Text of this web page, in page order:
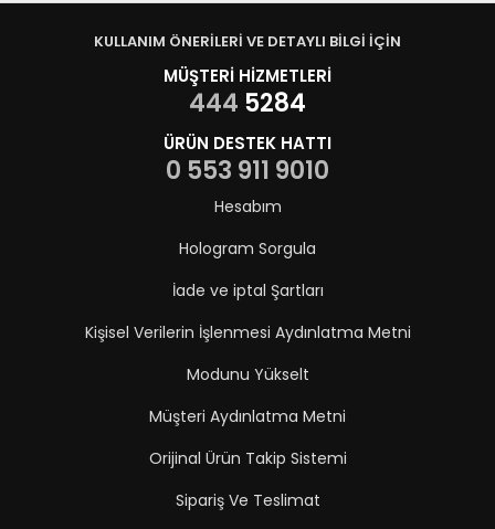
KULLANIM ÖNERİLERİ VE DETAYLI BİLGİ İÇİN
MÜŞTERİ HİZMETLERİ
444 5284
ÜRÜN DESTEK HATTI
0 553 911 9010
Hesabım
Hologram Sorgula
İade ve iptal Şartları
Kişisel Verilerin İşlenmesi Aydınlatma Metni
Modunu Yükselt
Müşteri Aydınlatma Metni
Orijinal Ürün Takip Sistemi
Sipariş Ve Teslimat